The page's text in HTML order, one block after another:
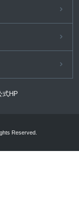
式HP
Reserved.